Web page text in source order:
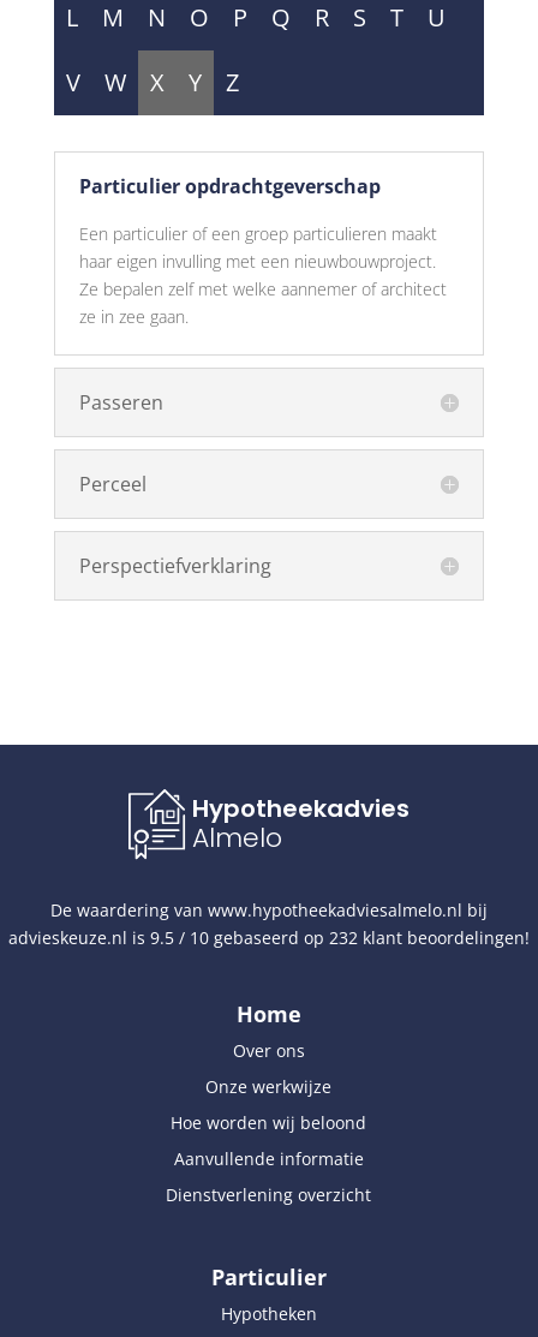
L
M N O P Q R S T
U
V
W X Y Z
Particulier opdrachtgeverschap
Een particulier of een groep particulieren maakt
haar eigen invulling met een nieuwbouwproject.
Ze bepalen zelf met welke aannemer of architect
ze in zee gaan.
Passeren
Perceel
Perspectiefverklaring
Hypotheekadvies
Almelo
De waardering van www.hypotheekadviesalmelo.nl bij
advieskeuze.nl is 9.5 / 10 gebaseerd op 232 klant beoordelingen!
Home
Over ons
Onze werkwijze
Hoe worden wij beloond
Aanvullende informatie
Dienstverlening overzicht
Particulier
Hypotheken